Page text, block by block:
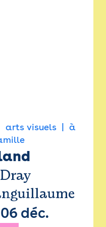
arts visuels
à
06 déc.